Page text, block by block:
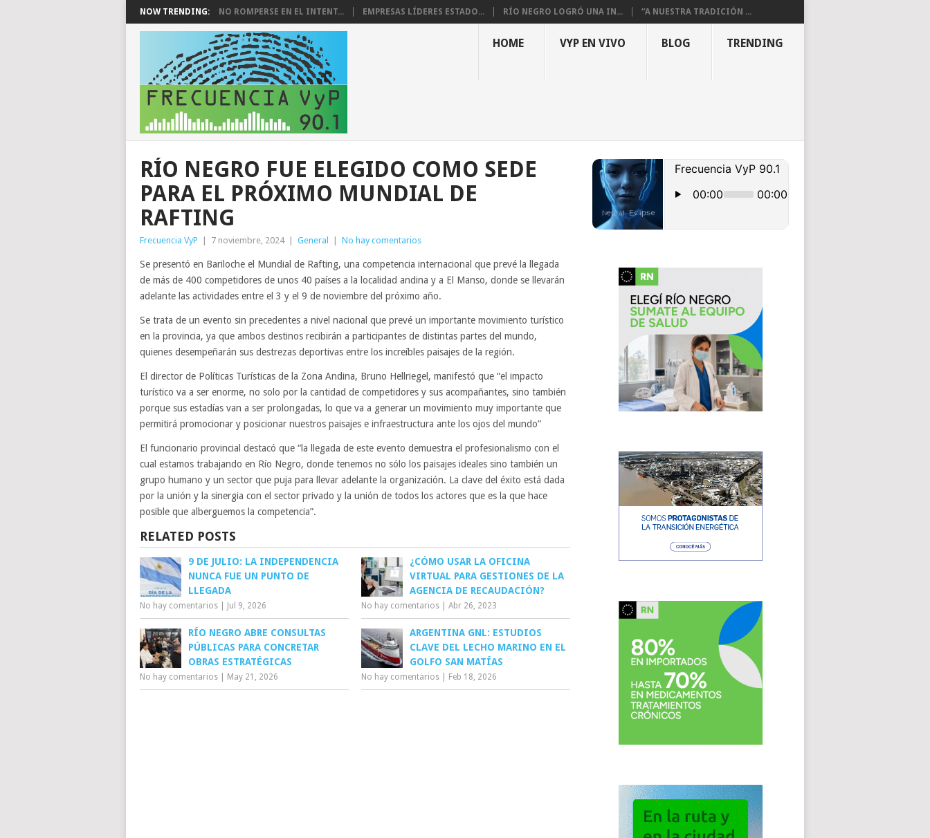
NOW TRENDING: NO ROMPERSE EN EL INTENT... EMPRESAS LÍDERES ESTADO... RÍO NEGRO LOGRÓ UNA IN... “A NUESTRA TRADICIÓN ...
HOME VYP EN VIVO BLOG TRENDING
RÍO NEGRO FUE ELEGIDO COMO SEDE
PARA EL PRÓXIMO MUNDIAL DE
RAFTING
Frecuencia VyP 7 noviembre, 2024 General No hay comentarios
Se presentó en Bariloche el Mundial de Rafting, una competencia internacional que prevé la llegada
de más de 400 competidores de unos 40 países a la localidad andina y a El Manso, donde se llevarán
adelante las actividades entre el 3 y el 9 de noviembre del próximo año.
Se trata de un evento sin precedentes a nivel nacional que prevé un importante movimiento turístico
en la provincia, ya que ambos destinos recibirán a participantes de distintas partes del mundo,
quienes desempeñarán sus destrezas deportivas entre los increíbles paisajes de la región.
El director de Políticas Turísticas de la Zona Andina, Bruno Hellriegel, manifestó que “el impacto
turístico va a ser enorme, no solo por la cantidad de competidores y sus acompañantes, sino también
porque sus estadías van a ser prolongadas, lo que va a generar un movimiento muy importante que
permitirá promocionar y posicionar nuestros paisajes e infraestructura ante los ojos del mundo”
El funcionario provincial destacó que “la llegada de este evento demuestra el profesionalismo con el
cual estamos trabajando en Río Negro, donde tenemos no sólo los paisajes ideales sino también un
grupo humano y un sector que puja para llevar adelante la organización. La clave del éxito está dada
por la unión y la sinergia con el sector privado y la unión de todos los actores que es la que hace
posible que alberguemos la competencia”.
RELATED POSTS
9 DE JULIO: LA INDEPENDENCIA
NUNCA FUE UN PUNTO DE
LLEGADA
No hay comentarios Jul 9, 2026
¿CÓMO USAR LA OFICINA
VIRTUAL PARA GESTIONES DE LA
AGENCIA DE RECAUDACIÓN?
No hay comentarios |Abr 26, 2023
RÍO NEGRO ABRE CONSULTAS
PÚBLICAS PARA CONCRETAR
OBRAS ESTRATÉGICAS
No hay comentarios May 21, 2026
ARGENTINA GNL: ESTUDIOS
CLAVE DEL LECHO MARINO EN EL
GOLFO SAN MATÍAS
No hay comentarios Feb 18, 2026